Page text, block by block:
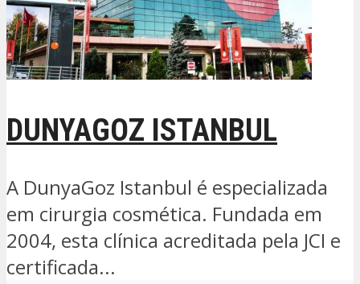
DUNYAGOZ ISTANBUL
A DunyaGoz Istanbul é especializada
em cirurgia cosmética. Fundada em
2004, esta clínica acreditada pela JCI e
certificada...